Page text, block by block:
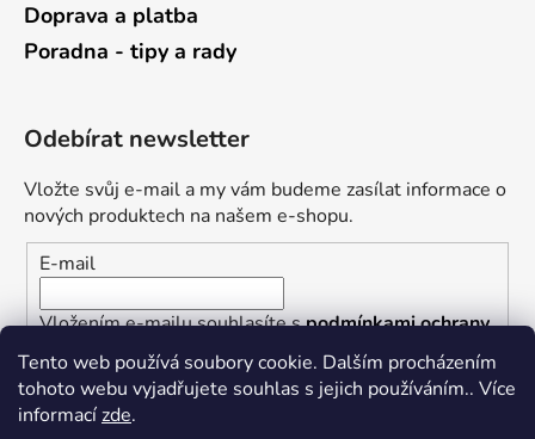
Tento web používá soubory cookie. Dalším procházením
tohoto webu vyjadřujete souhlas s jejich používáním.. Více
informacízde.
Doprava a platba
Poradna - tipy a rady
Odebírat newsletter
Vložte svůj e-mail a my vám budeme zasílat informace o
nových produktech na našem e-shopu.
E-mail
Vložením e-mailu souhlasíte spodmínkami ochrany
osobních údajů
PŘIHLÁSIT SE